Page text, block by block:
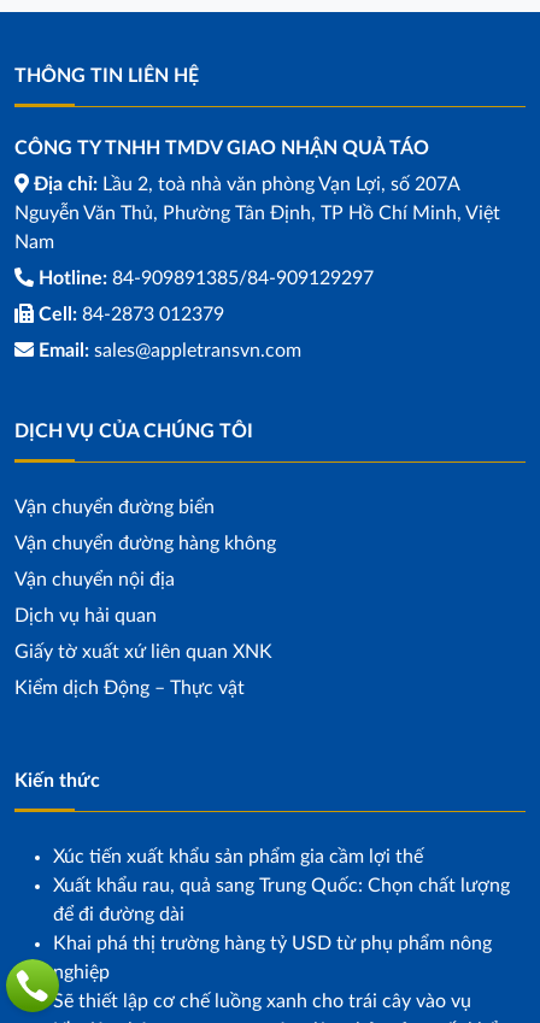
THÔNG TIN LIÊN HỆ
CÔNG TY TNHH TMDV GIAO NHẬN QUẢ TÁO
Địa chỉ: Lầu 2, toà nhà văn phòng Vạn Lợi, số 207A
Nguyễn Văn Thủ, Phường Tân Định, TP Hồ Chí Minh, Việt
Nam
Hotline: 84-909891385/84-909129297
Cell: 84-2873 012379
Email: sales@appletransvn.com
DỊCH VỤ CỦA CHÚNG TÔI
Vận chuyển đường biển
Vận chuyển đường hàng không
Vận chuyển nội địa
Dịch vụ hải quan
Giấy tờ xuất xứ liên quan XNK
Kiểm dịch Động – Thực vật
Kiến thức
Xúc tiến xuất khẩu sản phẩm gia cầm lợi thế
Xuất khẩu rau, quả sang Trung Quốc: Chọn chất lượng
để đi đường dài
Khai phá thị trường hàng tỷ USD từ phụ phẩm nông
nghiệp
Sẽ thiết lập cơ chế luồng xanh cho trái cây vào vụ